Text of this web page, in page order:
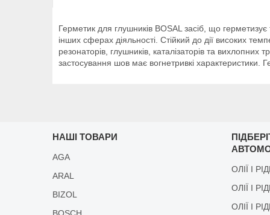
Герметик для глушників BOSAL засіб, що
інших сферах діяльності. Стійкий до дії високих
резонаторів, глушників, каталізаторів та
застосування шов має вогнетривкі характеристики.
НАШІ ТОВАРИ
AGA
ARAL
BIZOL
ОЛІЇ І
ОЛІЇ І
ОЛІЇ І